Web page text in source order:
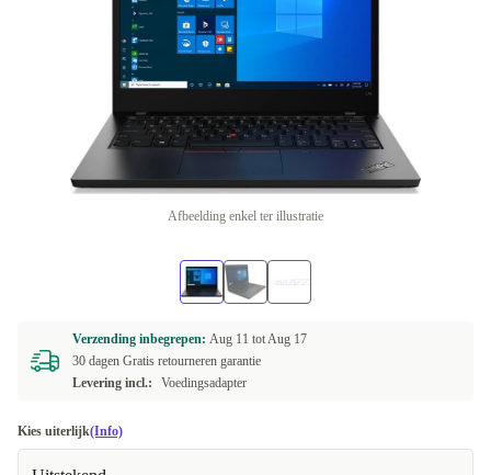
Afbeelding enkel ter illustratie
Verzending inbegrepen: Aug 11 totAug 17
30 dagen Gratis retourneren garantie
Levering incl.:
Voedingsadapter
Kies uiterlijk(Info)